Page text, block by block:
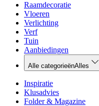
Raamdecoratie
Vloeren
Verlichting
Verf
Tuin
Aanbiedingen
Alle categorieënAlles
Inspiratie
Klusadvies
Folder & Magazine